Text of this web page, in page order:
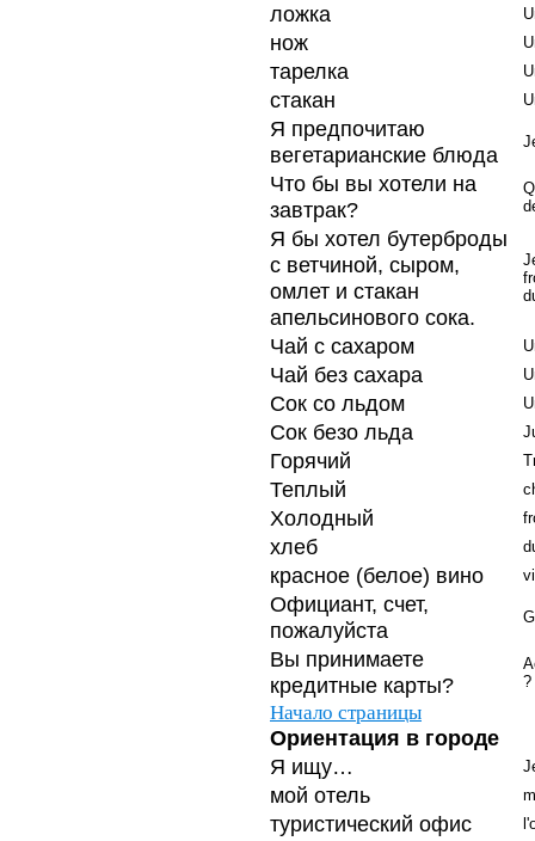
ложка
нож
тарелка
стакан
Я предпочитаю
вегетарианские блюда
Что бы вы хотели на
завтрак?
Я бы хотел бутерброды
с ветчиной, сыром,
омлет и стакан
апельсинового сока.
Чай с сахаром
Чай без сахара
Сок со льдом
Сок безо льда
Горячий
Теплый
Холодный
хлеб
красное (белое) вино
Официант, счет,
пожалуйста
Вы принимаете
кредитные карты?
?
Начало страницы
Ориентация в городе
Я ищу…
мой отель
туристический офис